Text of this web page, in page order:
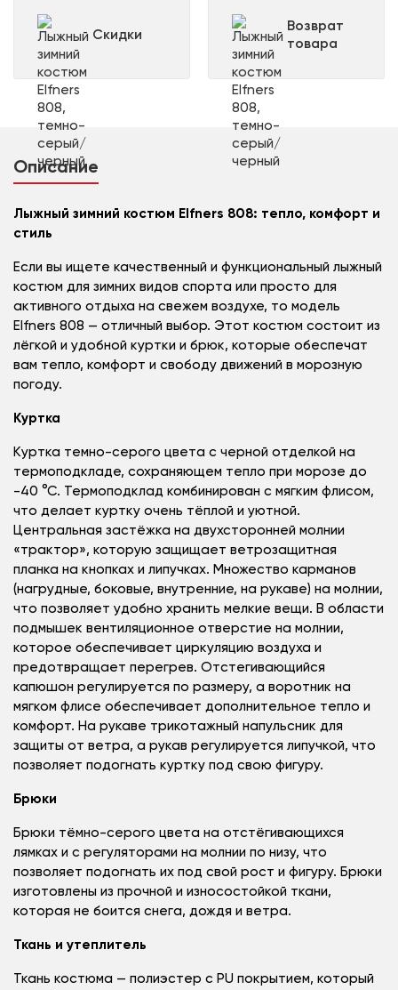
Скидки
Возврат
товара
Описание
Лыжный зимний костюм Elfners 808: тепло, комфорт и
стиль
Если вы ищете качественный и функциональный лыжный
костюм для зимних видов спорта или просто для
активного отдыха на свежем воздухе, то модель
Elfners 808 — отличный выбор. Этот костюм состоит из
лёгкой и удобной куртки и брюк, которые обеспечат
вам тепло, комфорт и свободу движений в морозную
погоду.
Куртка
Куртка темно-серого цвета с черной отделкой на
термоподкладе, сохраняющем тепло при морозе до
-40 °С. Термоподклад комбинирован с мягким флисом,
что делает куртку очень тёплой и уютной.
Центральная застёжка на двухсторонней молнии
«трактор», которую защищает ветрозащитная
планка на кнопках и липучках. Множество карманов
(нагрудные, боковые, внутренние, на рукаве) на молнии,
что позволяет удобно хранить мелкие вещи. В области
подмышек вентиляционное отверстие на молнии,
которое обеспечивает циркуляцию воздуха и
предотвращает перегрев. Отстегивающийся
капюшон регулируется по размеру, а воротник на
мягком флисе обеспечивает дополнительное тепло и
комфорт. На рукаве трикотажный напульсник для
защиты от ветра, а рукав регулируется липучкой, что
позволяет подогнать куртку под свою фигуру.
Брюки
Брюки тёмно-серого цвета на отстёгивающихся
лямках и с регуляторами на молнии по низу, что
позволяет подогнать их под свой рост и фигуру. Брюки
изготовлены из прочной и износостойкой ткани,
которая не боится снега, дождя и ветра.
Ткань и утеплитель
Ткань костюма — полиэстер с PU покрытием, который